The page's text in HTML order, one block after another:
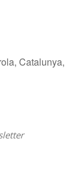
Catalunya,